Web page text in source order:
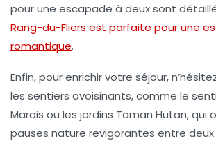
pour une escapade à deux sont
Rang-du-Fliers est parfaite pour une
romantique.
Enfin, pour enrichir votre séjour,
les sentiers avoisinants, comme le
Marais ou les jardins Taman Hutan, qui
pauses nature revigorantes entre